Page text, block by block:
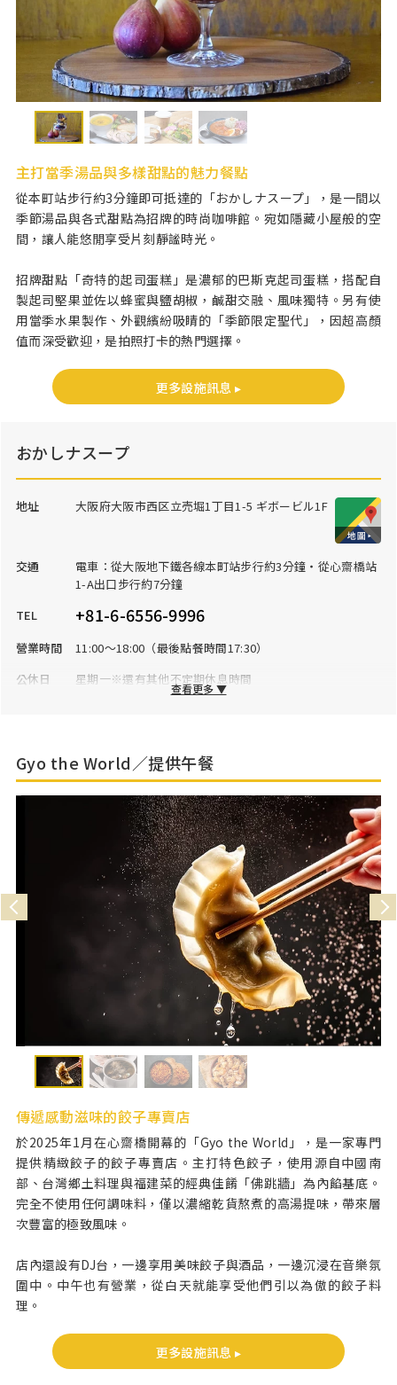
主打當季湯品與多樣甜點的魅力餐點
從本町站步行約3分鐘即可抵達的「おかしナスープ」，是一間以
季節湯品與各式甜點為招牌的時尚咖啡館。宛如隱藏小屋般的空
間，讓人能悠閒享受片刻靜謐時光。
招牌甜點「奇特的起司蛋糕」是濃郁的巴斯克起司蛋糕，搭配自
製起司堅果並佐以蜂蜜與鹽胡椒，鹹甜交融、風味獨特。另有使
用當季水果製作、外觀繽紛吸睛的「季節限定聖代」，因超高顏
值而深受歡迎，是拍照打卡的熱門選擇。
更多設施訊息 ▸
おかしナスープ
地址 大阪府大阪市西区立売堀1丁目1-5 ギボービル1F
交通
電車：從大阪地下鐵各線本町站步行約3分鐘・從心齋橋站
1-A出口步行約7分鐘
TEL
+81-6-6556-9996
營業時間
11:00～18:00（最後點餐時間17:30）
公休日
星期一※還有其他不定期休息時間
查看更多 ▼
Gyo the World／提供午餐
傳遞感動滋味的餃子專賣店
於2025年1月在心齋橋開幕的「Gyo the World」，是一家專門
提供精緻餃子的餃子專賣店。主打特色餃子，使用源自中國南
部、台灣鄉土料理與福建菜的經典佳餚「佛跳牆」為內餡基底。
完全不使用任何調味料，僅以濃縮乾貨熬煮的高湯提味，帶來層
次豐富的極致風味。
店內還設有DJ台，一邊享用美味餃子與酒品，一邊沉浸在音樂氛
圍中。中午也有營業，從白天就能享受他們引以為傲的餃子料
理。
更多設施訊息 ▸